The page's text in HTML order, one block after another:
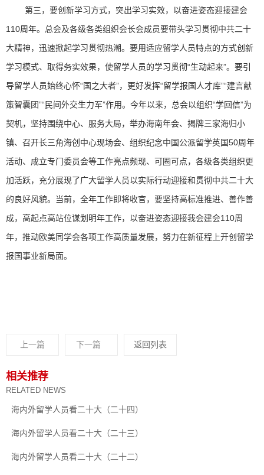
第三，要创新学习方式，突出学习实效，以奋进姿态迎接建会
110周年。总会及各级各类组织会长会成员要带头学习贯彻中共二十
大精神，迅速掀起学习贯彻热潮。要用适应留学人员特点的方式创新
学习模式、取得务实效果，使留学人员的学习贯彻“生动起来”。要引
导留学人员始终心怀“国之大者”，更好发挥“留学报国人才库”“建言献
策智囊团”“民间外交生力军”作用。今年以来，总会以组织“学回信”为
契机，坚持围绕中心、服务大局，举办海南年会、揭牌三家海归小
镇、召开长三角海创中心现场会、组织纪念中国公派留学英国50周年
活动、成立专门委员会等工作亮点频现、可圈可点，各级各类组织更
加活跃，充分展现了广大留学人员以实际行动迎接和贯彻中共二十大
的良好风貌。当前，全年工作即将收官，要坚持高标准推进、善作善
成，高起点高站位谋划明年工作，以奋进姿态迎接我会建会110周
年，推动欧美同学会各项工作高质量发展，努力在新征程上开创留学
报国事业新局面。
上一篇 下一篇 返回列表
相关推荐
RELATED NEWS
海内外留学人员看二十大（二十四）
海内外留学人员看二十大（二十三）
海内外留学人员看二十大（二十二）